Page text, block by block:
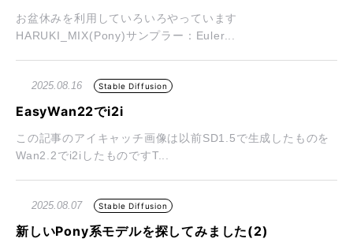
お盆休みを利用していろいろやっています
HARUKI_MIX(Pony)サンプラー：Euler...
2025.08.16 Stable Diffusion
EasyWan22でi2i
この記事のアイキャッチ画像は以前SD1.5で生成したものを
Wan2.2でi2iしたものですT...
2025.08.07 Stable Diffusion
新しいPony系モデルを探してみました(2)